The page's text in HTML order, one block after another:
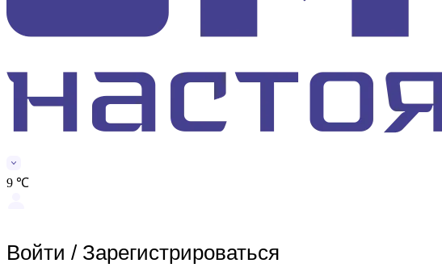
9 ℃
Войти / Зарегистрироваться